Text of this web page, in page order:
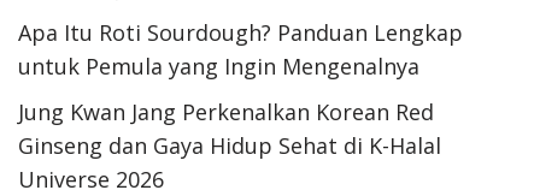
Apa Itu Roti Sourdough? Panduan Lengkap
untuk Pemula yang Ingin Mengenalnya
Jung Kwan Jang Perkenalkan Korean Red
Ginseng dan Gaya Hidup Sehat di K-Halal
Universe 2026